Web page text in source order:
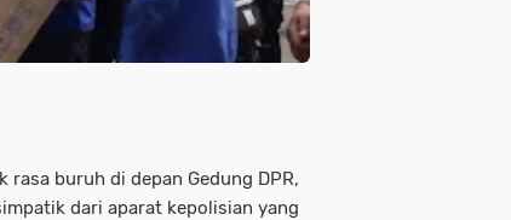
buruh di depan Gedung DPR,
dari aparat kepolisian yang